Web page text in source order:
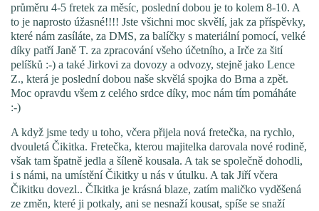
PODMÍNKY PŘEVZETÍ FRETKY.
O FRETCE
O FRETCE
PÉČE O FRETKU
průměru 4-5 fretek za měsíc, poslední dobou je to kolem 8-10. A
to je naprosto úžasné!!!! Jste všichni moc skvělí, jak za příspěvky,
které nám zasíláte, za DMS, za balíčky s materiální pomocí, velké
díky patří Janě T. za zpracování všeho účetního, a Irče za šití
pelíšků :-) a také Jirkovi za dovozy a odvozy, stejně jako Lence
Z., která je poslední dobou naše skvělá spojka do Brna a zpět.
Moc opravdu všem z celého srdce díky, moc nám tím pomáháte
:-)
A když jsme tedy u toho, včera přijela nová fretečka, na rychlo,
dvouletá Čikitka. Fretečka, kterou majitelka darovala nové rodině,
však tam špatně jedla a šíleně kousala. A tak se společně dohodli,
i s námi, na umístění Čikitky u nás v útulku. A tak Jiří včera
Čikitku dovezl.. ČIkitka je krásná blaze, zatím maličko vyděšená
ze změn, které ji potkaly, ani se nesnaží kousat, spíše se snaží